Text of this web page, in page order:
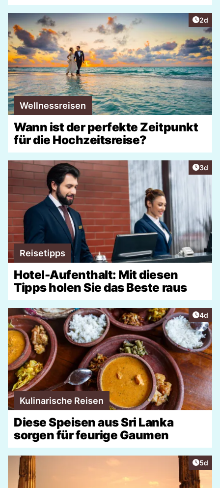
2d
Wellnessreisen
Wann ist der perfekte Zeitpunkt
für die Hochzeitsreise?
3d
Reisetipps
Hotel-Aufenthalt: Mit diesen
Tipps holen Sie das Beste raus
4d
Kulinarische Reisen
Diese Speisen aus Sri Lanka
sorgen für feurige Gaumen
5d